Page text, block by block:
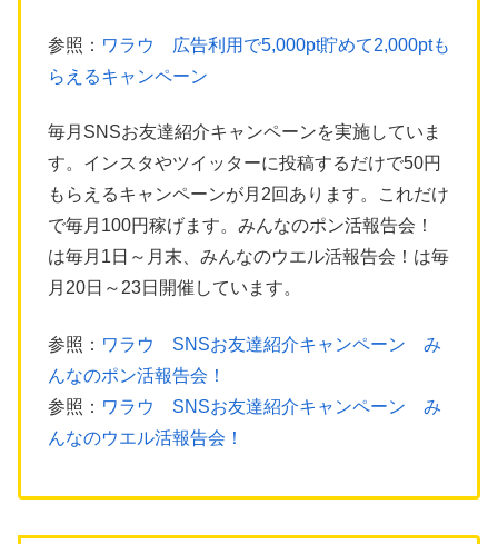
参照： ワラウ 広告利用で5,000pt貯めて2,000ptも
らえるキャンペーン
毎月SNSお友達紹介キャンペーンを実施していま
す。インスタやツイッターに投稿するだけで50円
もらえるキャンペーンが月2回あります。これだけ
で毎月100円稼げます。みんなのポン活報告会！
は毎月1日～月末、みんなのウエル活報告会！は毎
月20日～23日開催しています。
参照： ワラウ SNSお友達紹介キャンペーン み
んなのポン活報告会！
参照： ワラウ SNSお友達紹介キャンペーン み
んなのウエル活報告会！